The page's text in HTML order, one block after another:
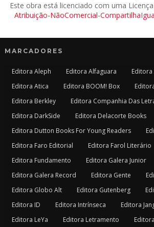
Este obra está licenciado com uma Licença
Atribuição-NãoComercial-
MARCADORES
Editora Aleph Editora Alfaguara
Editora Atica
Editora BOOM! Box
Editora Berkley
Editora Companhia Das
Editora DarkSide
Editora Delacorte Books
Editora Dutton Books For Young Readers
Editora Faro Editorial
Editora Farol Literário
Editora Fundamento
Editora Galera Junior
Editora Galera Record
Editora Gente
Editora Globo Alt
Editora Gutenberg
Editora ID
Editora Intrínseca
Editora
Editora LeYa
Editora Letramento